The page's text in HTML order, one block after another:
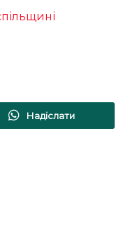
Надіслати